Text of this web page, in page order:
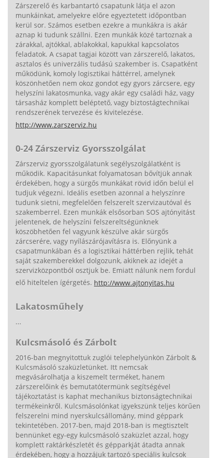
Zárszerelő és karbantartó csapatunk látja el azon
munkáinkat, amelyekre előre egyeztetett időpontban
kerül sor. Számos esetben ezekre a munkákra is akár
aznap ki tudunk szállni. Ezen munkák közé tartoznak a
zárakkal, ajtókkal, ablakokkal, kapukkal kapcsolatos
feladatok. A csapat tagjai között van zárszerelő, lakatos,
asztalos és univerzális tudású szakember is. Csapatként
működünk, komoly logisztikai háttérrel, amelynek
köszönhetően nem okoz gondot egy gyors zárcsere, egy
helyszíni lakatosmunka, vagy akár egy családi ház, vagy
társasház komplett beléptető, vagy biztostágtechnikai
rendszerének tervezése és kivitelezése.
http://www.zarszerviz.hu
0-24 Zárszerviz Gyorsszolgálat
Zárszerviz gyorsszolgálatunk segélyszolgálatként is
működik. Kapacitásunkat folyamatosan bővítjük annak
érdekében, hogy a sürgős munkákat rövid időn belül el
tudjuk végezni. Ideális esetben azonnal a helyszínre
tudunk sietni, megfelelően felszerelt szervizautóval és
szakemberrel. Ezen munkák elsősorban SOS ajtónyitást
jelentenek, de helyszíni felszereltségünknek
köszöbhetően fel vagyunk készülve akár sürgős
zárcserére, vagy nyílászárójavításra is. Előnyünk a
csapatmunkában és a logisztikai háttérben rejlik, tehát
saját szakemberekkel dolgozunk, akiknek az idejét a
szervizközpontból osztjuk be. Emiatt nálunk nem fordul
elő hiteltelen ígérgetés. http://www.ajtonyitas.hu
Lakatosműhely
...
Kulcsmásoló és Zárbolt
2016-ban megnyitottuk zuglói telephelyünkön Zárbolt &
Kulcsmásoló szaküzletünket. Itt nemcsak
megvásárolhatja a kiszemelt terméket, hanem
zárszerelőink és bemutatótermünk segítségével
tájékoztatást is kaphat mechanikus biztonságtechnikai
termékeinkről. Kulcsmásolónkat igyekszünk teljes körűen
felszerelni mind nyerskulcsállomány, mind géppark
tekintetében. 2017-ben, majd 2018-ban is megtisztelt
bennünket egy-egy kulcsmásoló szaküzlet azzal, hogy
komplett raktárkészletét és gépparkját átadta annak
érdekében, hogy a hozzájuk tartozó speciális kulcsok